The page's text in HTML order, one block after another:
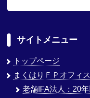
サイトメニュー
トップページ
まくはりＦＰオフィ
老舗IFA法人：20